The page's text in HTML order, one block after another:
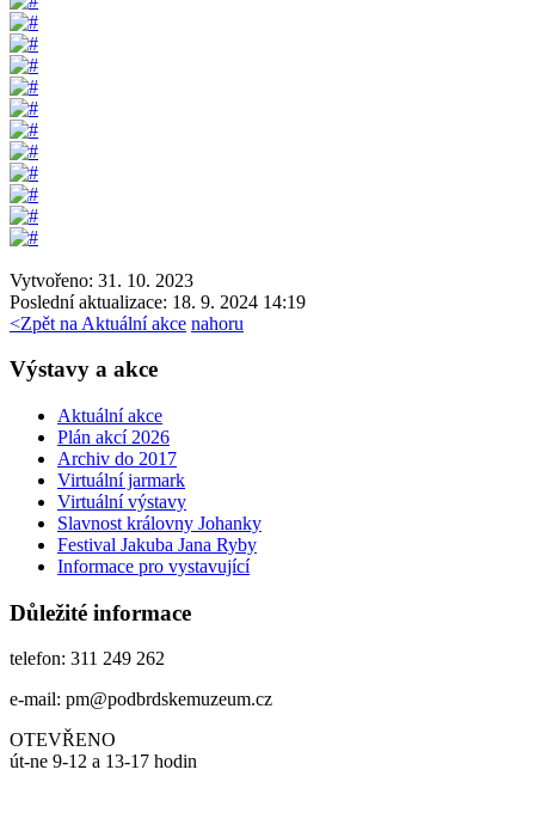
Vytvořeno: 31. 10. 2023
Poslední aktualizace: 18. 9. 2024 14:19
<Zpět na Aktuální akce nahoru
Výstavy a akce
Aktuální akce
Plán akcí 2026
Archiv do 2017
Virtuální jarmark
Virtuální výstavy
Slavnost královny Johanky
Festival Jakuba Jana Ryby
Informace pro vystavující
Důležité informace
telefon: 311 249 262
e-mail: pm@podbrdskemuzeum.cz
OTEVŘENO
út-ne 9-12 a 13-17 hodin